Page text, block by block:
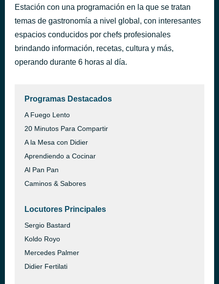
Estación con una programación en la que se tratan
temas de gastronomía a nivel global, con interesantes
espacios conducidos por chefs profesionales
brindando información, recetas, cultura y más,
operando durante 6 horas al día.
Programas Destacados
A Fuego Lento
20 Minutos Para Compartir
A la Mesa con Didier
Aprendiendo a Cocinar
Al Pan Pan
Caminos & Sabores
Locutores Principales
Sergio Bastard
Koldo Royo
Mercedes Palmer
Didier Fertilati